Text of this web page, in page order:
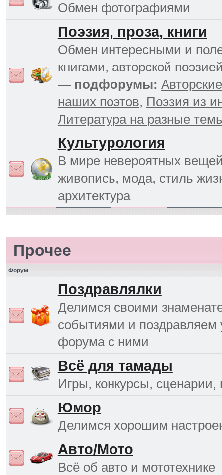
Обмен фотографиями
Поэзия, проза, книги
Обмен интересными и
книгами, авторской
— подфорумы:
наших поэтов, Поэзия из
Литература на разные
Культурология
В мире невероятных
живопись, мода, стиль
архитектура
Прочее
Форум
Поздравлялки
Делимся своими
событиями и поздравляем
форума с ними
Всё для тамады
Игры, конкурсы, сценарии,
Юмор
Делимся хорошим
Авто/Мото
Всё об авто и мототехнике